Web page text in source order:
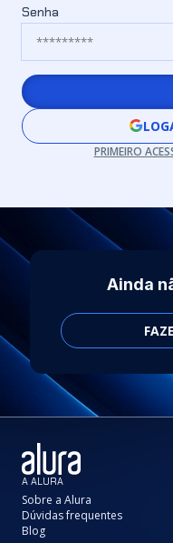
Senha
PRIMEIRO
Ainda
A ALURA
Sobre a Alura
Dúvidas frequentes
Blog